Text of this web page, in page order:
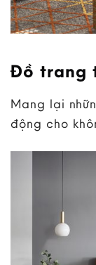
Đồ trang
Mang lại
động cho